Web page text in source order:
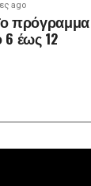
ago
πρόγραμμα
έως 12